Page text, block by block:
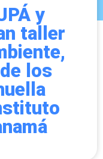
y
taller
los